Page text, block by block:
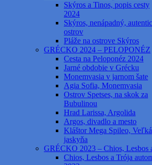
Skýros a Tinos, popis cesty
2024
Skýros, nenápadný,
ostrov
Pláže na ostrove Skýros
GRÉCKO 2024 – PELOPONÉZ
Cesta na Peloponéz 2024
Jarné obdobie v Grécku
Monemvasia v jarnom šate
Agia Sofia, Monemvasia
Ostrov Spetses, na skok za
Bubulinou
Hrad Larissa, Argolida
Argos, divadlo a mesto
Kláštor Mega Spileo, Veľká
jaskyňa
GRÉCKO 2023 – Chios, Lesbos
Chios, Lesbos a Trója